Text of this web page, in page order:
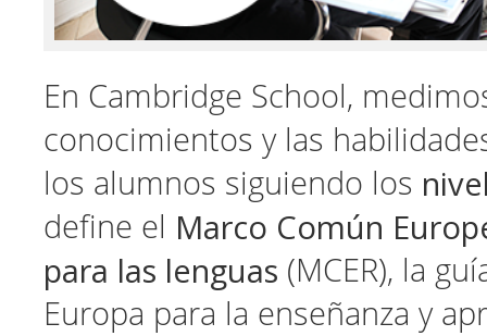
En Cambridge School,
conocimientos y las
los alumnos siguiendo los
define el Marco Común
para las lenguas (MCER), la
Europa para la enseñanza y